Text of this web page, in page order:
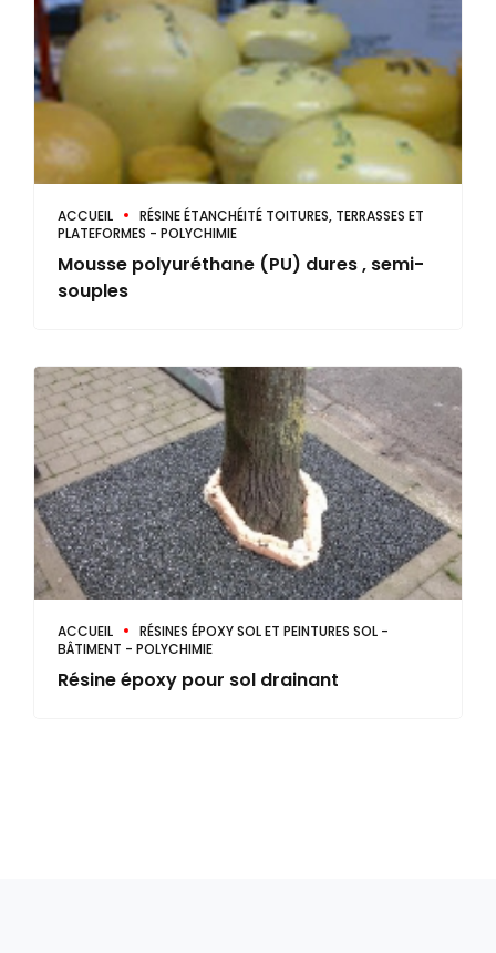
ACCUEIL
RÉSINE ÉTANCHÉITÉ TOITURES, TERRASSES ET
PLATEFORMES - POLYCHIMIE
Mousse polyuréthane (PU) dures , semi-
souples
ACCUEIL
RÉSINES ÉPOXY SOL ET PEINTURES SOL -
BÂTIMENT - POLYCHIMIE
Résine époxy pour sol drainant